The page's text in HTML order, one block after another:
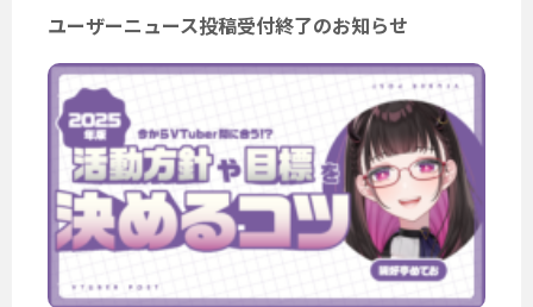
ユーザーニュース投稿受付終了のお知らせ